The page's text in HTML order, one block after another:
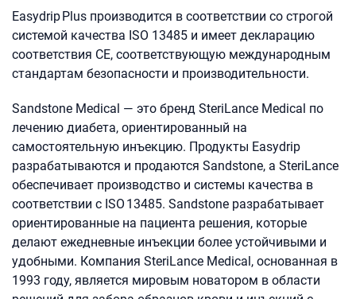
Easydrip Plus производится в соответствии со строгой
системой качества ISO 13485 и имеет декларацию
соответствия CE, соответствующую международным
стандартам безопасности и производительности.
Sandstone Medical — это бренд SteriLance Medical по
лечению диабета, ориентированный на
самостоятельную инъекцию. Продукты Easydrip
разрабатываются и продаются Sandstone, а SteriLance
обеспечивает производство и системы качества в
соответствии с ISO 13485. Sandstone разрабатывает
ориентированные на пациента решения, которые
делают ежедневные инъекции более устойчивыми и
удобными. Компания SteriLance Medical, основанная в
1993 году, является мировым новатором в области